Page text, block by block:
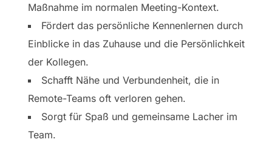
Maßnahme im normalen Meeting-Kontext.
Fördert das persönliche Kennenlernen durch
Einblicke in das Zuhause und die Persönlichkeit
der Kollegen.
Schafft Nähe und Verbundenheit, die in
Remote-Teams oft verloren gehen.
Sorgt für Spaß und gemeinsame Lacher im
Team.